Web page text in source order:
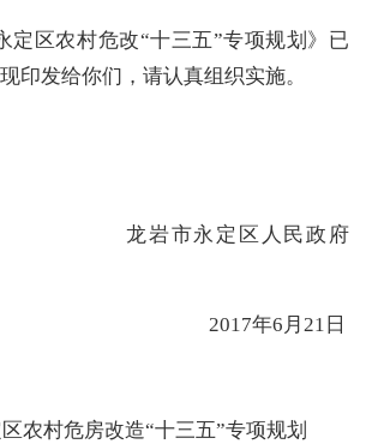
定区农村危改“十三五”专项规划》已
印发给你们，请认真组织实施。
龙岩市永定区人民政府
2017年6 月 21 日
农村危房改造“十三五”专项规划